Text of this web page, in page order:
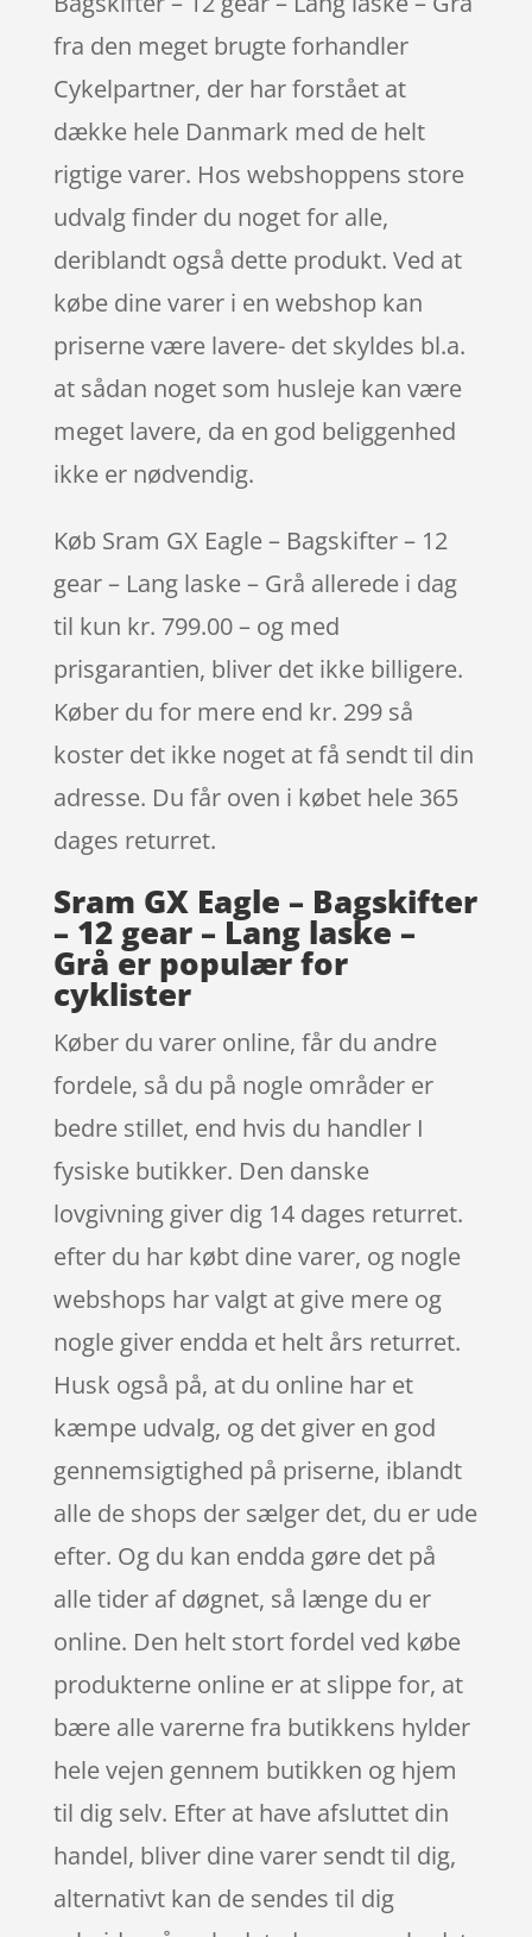
fra den meget brugte forhandler
Cykelpartner, der har forstået at
dække hele Danmark med de helt
rigtige varer. Hos webshoppens store
udvalg finder du noget for alle,
deriblandt også dette produkt. Ved at
købe dine varer i en webshop kan
priserne være lavere- det skyldes bl.a.
at sådan noget som husleje kan være
meget lavere, da en god beliggenhed
ikke er nødvendig.
Køb Sram GX Eagle – Bagskifter – 12
gear – Lang laske – Grå allerede i dag
til kun kr. 799.00 – og med
prisgarantien, bliver det ikke billigere.
Køber du for mere end kr. 299 så
koster det ikke noget at få sendt til din
adresse. Du får oven i købet hele 365
dages returret.
Sram GX Eagle – Bagskifter
– 12 gear – Lang laske –
Grå er populær for
cyklister
Køber du varer online, får du andre
fordele, så du på nogle områder er
bedre stillet, end hvis du handler I
fysiske butikker. Den danske
lovgivning giver dig 14 dages returret.
efter du har købt dine varer, og nogle
webshops har valgt at give mere og
nogle giver endda et helt års returret.
Husk også på, at du online har et
kæmpe udvalg, og det giver en god
gennemsigtighed på priserne, iblandt
alle de shops der sælger det, du er ude
efter. Og du kan endda gøre det på
alle tider af døgnet, så længe du er
online. Den helt stort fordel ved købe
produkterne online er at slippe for, at
bære alle varerne fra butikkens hylder
hele vejen gennem butikken og hjem
til dig selv. Efter at have afsluttet din
handel, bliver dine varer sendt til dig,
alternativt kan de sendes til dig